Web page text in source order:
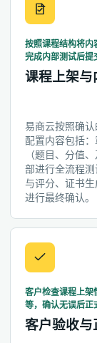
按照课程结构将内
完成内部测试后提
课程上架与
易商云按照确
配置内容包括
（题目、分值
部进行全流程
与评分、证书
进行最终确认。
客户检查课程上架
等，确认无误后正
客户验收与